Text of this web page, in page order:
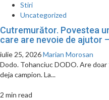
Stiri
Uncategorized
Cutremurător. Povestea
care are nevoie de ajutor
iulie 25, 2026Marian Morosan
Dodo. Tohanciuc DODO. Are doar
deja campion. La...
2 min read